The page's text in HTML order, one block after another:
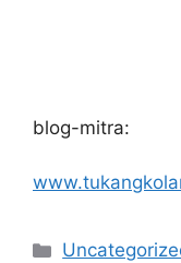
blog-mitra:
Categories